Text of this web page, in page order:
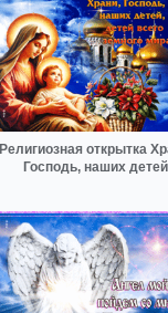
Религиозная открытка
Господь, наших детей